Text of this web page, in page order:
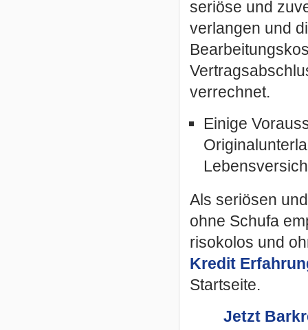
seriöse und
verlangen und
verrechnet.
Einige
Als seriösen
ohne Schufa
risokolos und
Kredit
Startseite.
Jetzt